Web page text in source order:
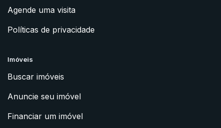
Agende uma visita
Políticas de privacidade
Imóveis
Buscar imóveis
Anuncie seu imóvel
Financiar um imóvel